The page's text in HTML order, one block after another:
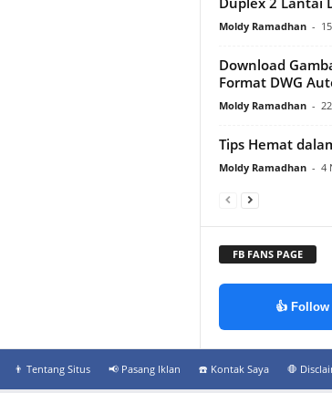
Moldy Ramadhan -
Download
Format DWG
Moldy Ramadhan -
Tips Hemat
Moldy Ramadhan - 4
FB FANS PAGE
👍
👨‍ Tentang Situs 📢 Pasang Iklan ☎️ Kontak Saya 🛑